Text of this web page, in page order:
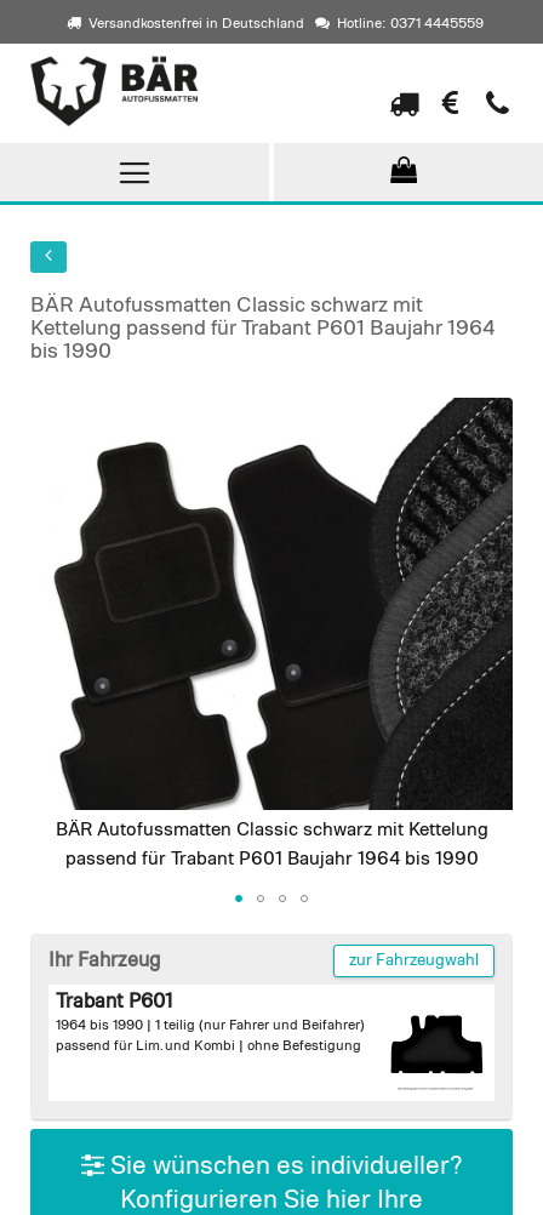
Versandkostenfrei in Deutschland Hotline: 0371 4445559
Direkt
zum
Inhalt
BÄR Autofussmatten Classic schwarz mit
Kettelung passend für Trabant P601 Baujahr 1964
bis 1990
images
gallery
BÄR Autofussmatten Classic schwarz mit Kettelung
passend für Trabant P601 Baujahr 1964 bis 1990
beginning
gallery
Ihr Fahrzeug zur Fahrzeugwahl
Trabant P601
1964 bis 1990 | 1 teilig (nur Fahrer und Beifahrer)
passend für Lim. und Kombi | ohne Befestigung
Sie wünschen es individueller?
Konfigurieren Sie hier Ihre